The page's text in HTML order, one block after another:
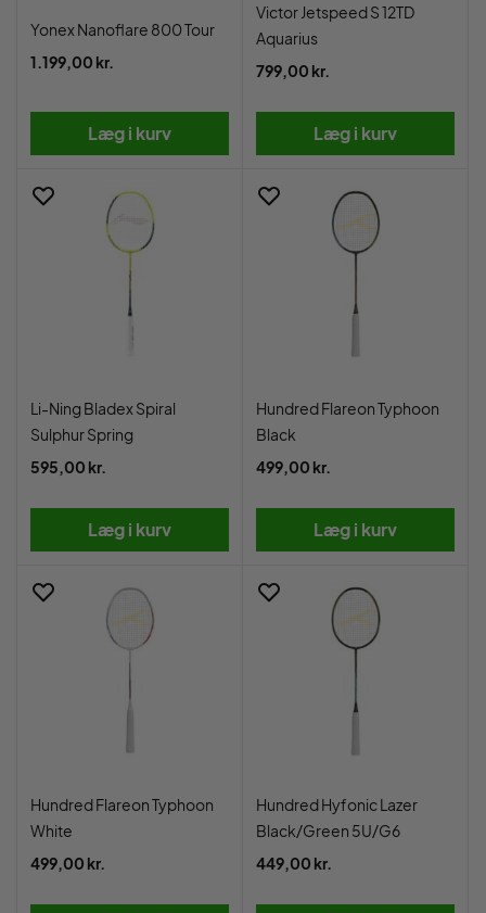
Yonex Nanoflare 800 Tour
1.199,00 kr.
Læg i kurv
Victor Jetspeed S 12TD
Aquarius
799,00 kr.
Læg i kurv
Li-Ning Bladex Spiral
Sulphur Spring
595,00 kr.
Læg i kurv
Hundred Flareon Typhoon
Black
499,00 kr.
Læg i kurv
Hundred Flareon Typhoon
White
499,00 kr.
Hundred Hyfonic Lazer
Black/Green 5U/G6
449,00 kr.